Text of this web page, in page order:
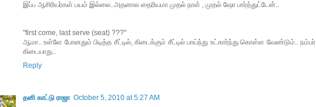
இப்ப ஆசிரியர்கள் பயம் இல்லை..அதனால தைரியமா முதல் நாள் , முதல் ஷோ பார்த்துட்டேன்..
"first come, last serve (seat) ???"
ஆமா.. உள்ளே போனதும் பிடித்த சீட்டில், கிடைக்கும் சீட்டில் பாய்ந்து உட்கார்ந்து கொள்ள வேண்டும்.. நம்பர்
கிடையாது..
Reply
தனி காட்டு ராஜா October 5, 2010 at 5:27 AM